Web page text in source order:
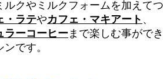
クやミルクフォームを加えて
・ラテやカフェ・マキアート 、
ラーコーヒー まで楽しむ事がで
です。